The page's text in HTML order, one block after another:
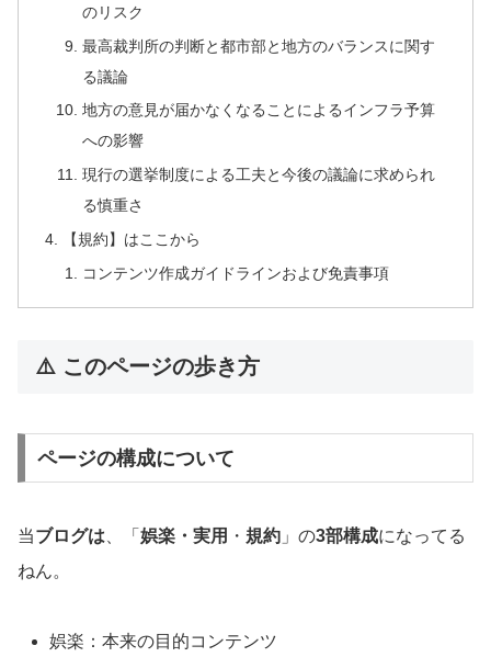
のリスク
最高裁判所の判断と都市部と地方のバランスに関す
る議論
地方の意見が届かなくなることによるインフラ予算
への影響
現行の選挙制度による工夫と今後の議論に求められ
る慎重さ
【規約】はここから
コンテンツ作成ガイドラインおよび免責事項
⚠️ このページの歩き方
ページの構成について
当ブログは 、「 娯楽・実用 ・ 規約 」の3部構成になってる
ねん。
娯楽：本来の目的コンテンツ